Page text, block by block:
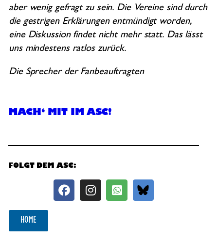
aber wenig gefragt zu sein. Die Vereine sind durch
die gestrigen Erklärungen entmündigt worden,
eine Diskussion findet nicht mehr statt. Das lässt
uns mindestens ratlos zurück.
Die Sprecher der Fanbeauftragten
MACH‘ MIT IM ASC!
FOLGT DEM ASC:
HOME